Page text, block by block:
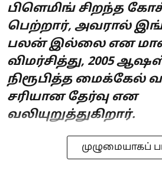
பிளெமிங் சிறந்த
பெற்றார், அவரால்
பலன் இல்லை என
விமர்சித்து, 2005
நிரூபித்த மைக்கேல்
சரியான தேர்வு என
வலியுறுத்துகிறார்.
முழுமையாகப்